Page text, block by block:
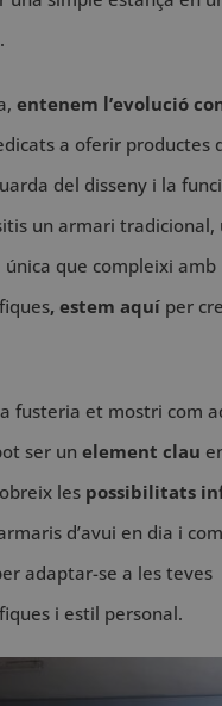
entenem l’evolució
a oferir productes
del disseny i la
un armari
que compleixi amb
, estem aquíper
fusteria et mostri com
ser un element clau
les possibilitats
d’avui en dia i
adaptar-se a les teves
i estil personal.